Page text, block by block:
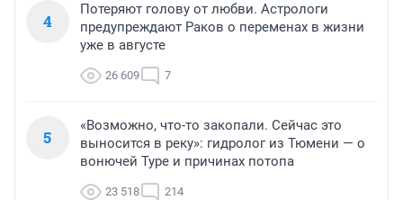
4
Потеряют голову от любви. Астрологи
предупреждают Раков о переменах в жизни
уже в августе
26 609 7
5
«Возможно, что-то закопали. Сейчас это
выносится в реку»: гидролог из Тюмени — о
вонючей Туре и причинах потопа
23 518 214